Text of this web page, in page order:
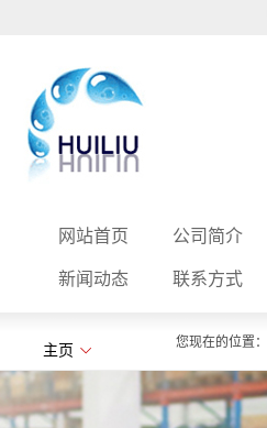
网站首页 公司简介
新闻动态 联系方式
主页 您现在的位置：